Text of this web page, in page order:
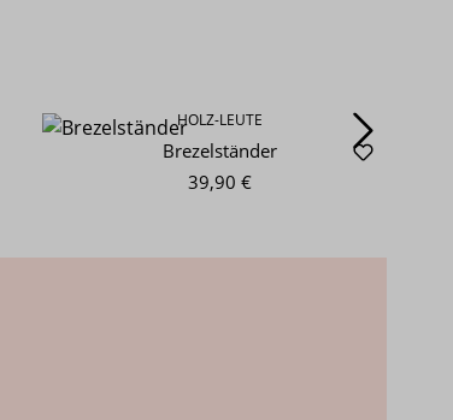
HOLZ-LEUTE
Brezelständer
39,90 €